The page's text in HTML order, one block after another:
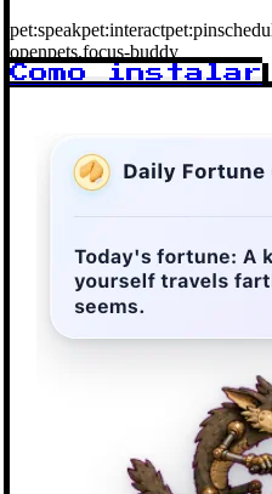
pet:speakpet:interactpet:pin
openpets.focus-buddy
Como instalar